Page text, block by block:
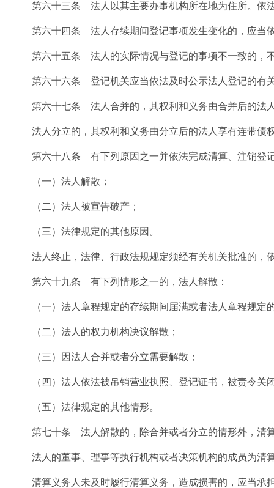
第六十三条 法人以其主要办事机构所在地为住所。依法
第六十四条 法人存续期间登记事项发生变化的，应当依
第六十五条 法人的实际情况与登记的事项不一致的，
第六十六条 登记机关应当依法及时公示法人登记的有
第六十七条 法人合并的，其权利和义务由合并后的法
法人分立的，其权利和义务由分立后的法人享有连带债
第六十八条 有下列原因之一并依法完成清算、注销登
（一）法人解散；
（二）法人被宣告破产；
（三）法律规定的其他原因。
法人终止，法律、行政法规规定须经有关机关批准的，
第六十九条 有下列情形之一的，法人解散：
（一）法人章程规定的存续期间届满或者法人章程规定
（二）法人的权力机构决议解散；
（三）因法人合并或者分立需要解散；
（四）法人依法被吊销营业执照、登记证书，被责令关
（五）法律规定的其他情形。
第七十条 法人解散的，除合并或者分立的情形外，清算
法人的董事、理事等执行机构或者决策机构的成员为清
清算义务人未及时履行清算义务，造成损害的，应当承